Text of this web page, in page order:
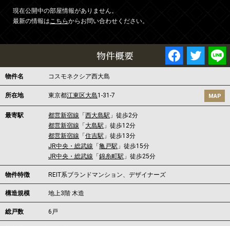
現在公開中の部屋情報がありません。
最新の情報はこちらからお問い合わせください。
物件概要
物件名 コスモネクシア西大島
所在地 東京都江東区大島1-31-7 MAP
最寄駅 都営新宿線 「 西大島駅 」徒歩2分
都営新宿線 「 大島駅 」徒歩12分
都営新宿線 「 住吉駅 」徒歩13分
JR中央・総武線 「 亀戸駅 」徒歩15分
JR中央・総武線 「 錦糸町駅 」徒歩25分
物件特徴 REIT系ブランドマンション、デザイナーズ
構造規模 地上3階 木造
総戸数 6戸